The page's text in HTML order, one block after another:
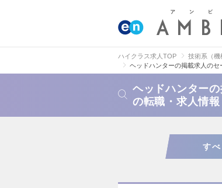
ハイクラス求人TOP 技術系（機
ヘッドハンターの掲載求人の
ヘッドハンター
の転職・求人情報
す